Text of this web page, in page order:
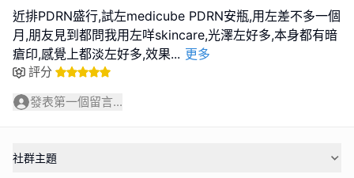
近排PDRN盛行,試左medicube PDRN安瓶,用左差不多一個
月,朋友見到都問我用左咩skincare,光澤左好多,本身都有暗
瘡印,感覺上都淡左好多,效果... 更多
評分
發表第一個留言...
社群主題